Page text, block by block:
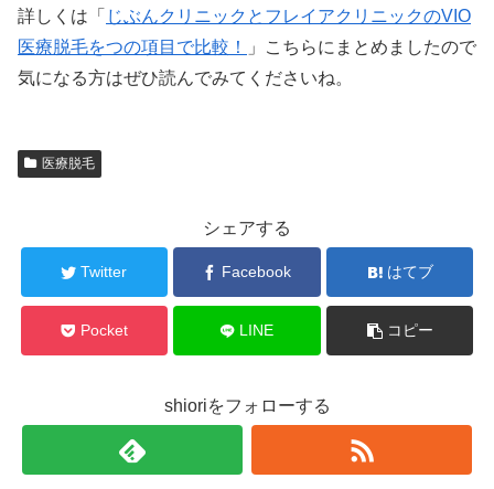
詳しくは「 じぶんクリニックとフレイアクリニックのVIO
医療脱毛をつの項目で比較！
」こちらにまとめましたので
気になる方はぜひ読んでみてくださいね。
医療脱毛
シェアする
Twitter Facebook はてブ
Pocket LINE コピー
shioriをフォローする